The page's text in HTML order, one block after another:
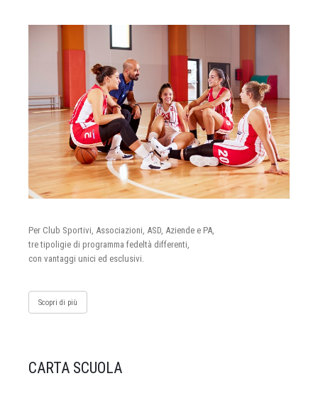
Per Club Sportivi, Associazioni, ASD, Aziende e PA,
tre tipoligie di programma fedeltà differenti,
con vantaggi unici ed esclusivi.
Scopri di più
CARTA SCUOLA